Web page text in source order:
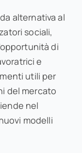
alternativa al
sociali,
di
e
utili per
del mercato
nel
modelli